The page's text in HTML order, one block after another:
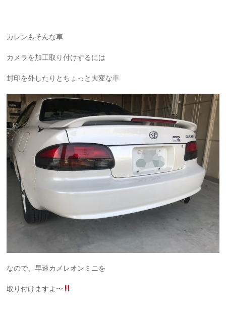
カレンもそんな車
カメラを加工取り付けするには
封印を外したりとちょっと大変な車
なので、早速カメレオンミニを
取り付けますよ〜